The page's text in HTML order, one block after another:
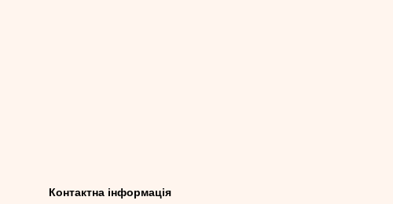
Контактна інформація